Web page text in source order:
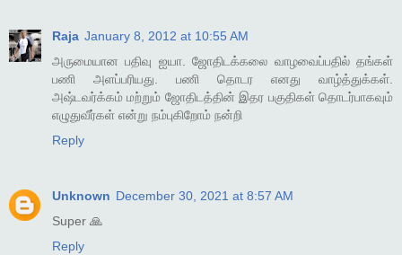
Raja January 8, 2012 at 10:55 AM
அருமையான பதிவு ஐயா. ஜோதிடக்கலை வாழவைப்பதில் தங்கள்
பணி அளப்பரியது. பணி தொடர எனது வாழ்த்துக்கள்.
அஷ்டவர்க்கம் மற்றும் ஜோதிடத்தின் இதர பகுதிகள் தொடர்பாகவும்
எழுதுவீர்கள் என்று நம்புகிறோம் நன்றி
Reply
Unknown December 30, 2021 at 8:57 AM
Super 🙏
Reply